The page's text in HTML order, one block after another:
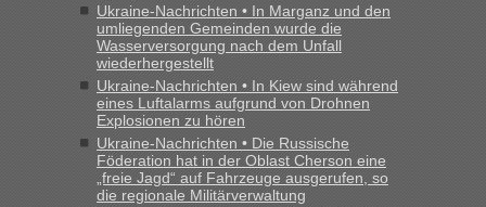
Ukraine-Nachrichten • In Marganz und den
umliegenden Gemeinden wurde die
Wasserversorgung nach dem Unfall
wiederhergestellt
Ukraine-Nachrichten • In Kiew sind während
eines Luftalarms aufgrund von Drohnen
Explosionen zu hören
Ukraine-Nachrichten • Die Russische
Föderation hat in der Oblast Cherson eine
„freie Jagd“ auf Fahrzeuge ausgerufen, so
die regionale Militärverwaltung